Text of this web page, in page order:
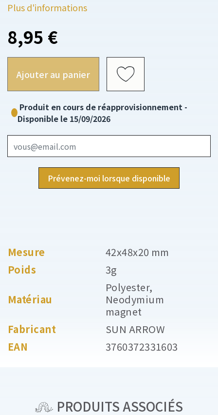
Plus d'informations
8,95 €
Ajouter au panier
Produit en cours de réapprovisionnement -
Disponible le 15/09/2026
Prévenez-moi lorsque disponible
Mesure
42x48x20 mm
Poids
3g
Matériau
Polyester,
Neodymium
magnet
Fabricant
SUN ARROW
EAN
3760372331603
PRODUITS ASSOCIÉS